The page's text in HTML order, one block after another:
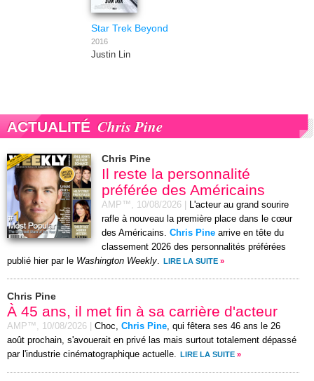
Star Trek Beyond
2016
Justin Lin
ACTUALITÉ Chris Pine
Chris Pine
Il reste la personnalité
préférée des Américains
AMP™, 10/08/2026
L'acteur au grand sourire
rafle à nouveau la première place dans le cœur
des Américains. Chris Pine arrive en tête du
classement 2026 des personnalités préférées
publié hier par le Washington Weekly. LIRE LA SUITE »
Chris Pine
À 45 ans, il met fin à sa carrière d'acteur
AMP™, 10/08/2026 Choc, Chris Pine, qui fêtera ses 46 ans le 26
août prochain, s'avouerait en privé las mais surtout totalement dépassé
par l'industrie cinématographique actuelle.
LIRE LA SUITE »